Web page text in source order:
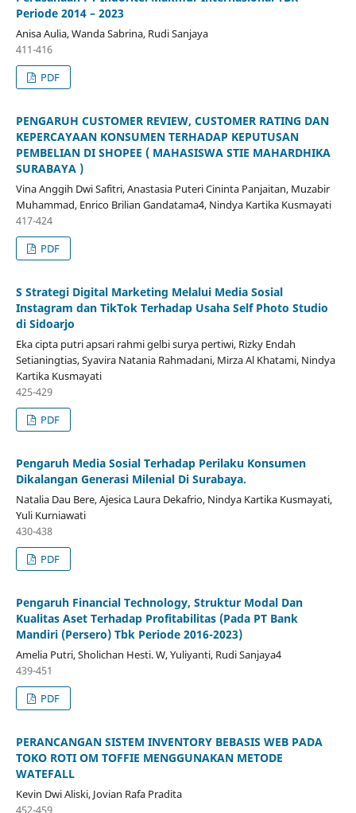
Periode 2014 – 2023
Anisa Aulia, Wanda Sabrina, Rudi Sanjaya
411-416
PDF
PENGARUH CUSTOMER REVIEW, CUSTOMER RATING DAN
KEPERCAYAAN KONSUMEN TERHADAP KEPUTUSAN
PEMBELIAN DI SHOPEE ( MAHASISWA STIE MAHARDHIKA
SURABAYA )
Vina Anggih Dwi Safitri, Anastasia Puteri Cininta Panjaitan, Muzabir
Muhammad, Enrico Brilian Gandatama4, Nindya Kartika Kusmayati
417-424
PDF
S Strategi Digital Marketing Melalui Media Sosial
Instagram dan TikTok Terhadap Usaha Self Photo Studio
di Sidoarjo
Eka cipta putri apsari rahmi gelbi surya pertiwi, Rizky Endah
Setianingtias, Syavira Natania Rahmadani, Mirza Al Khatami, Nindya
Kartika Kusmayati
425-429
PDF
Pengaruh Media Sosial Terhadap Perilaku Konsumen
Dikalangan Generasi Milenial Di Surabaya.
Natalia Dau Bere, Ajesica Laura Dekafrio, Nindya Kartika Kusmayati,
Yuli Kurniawati
430-438
PDF
Pengaruh Financial Technology, Struktur Modal Dan
Kualitas Aset Terhadap Profitabilitas (Pada PT Bank
Mandiri (Persero) Tbk Periode 2016-2023)
Amelia Putri, Sholichan Hesti. W, Yuliyanti, Rudi Sanjaya4
439-451
PDF
PERANCANGAN SISTEM INVENTORY BEBASIS WEB PADA
TOKO ROTI OM TOFFIE MENGGUNAKAN METODE
WATEFALL
Kevin Dwi Aliski, Jovian Rafa Pradita
452-459